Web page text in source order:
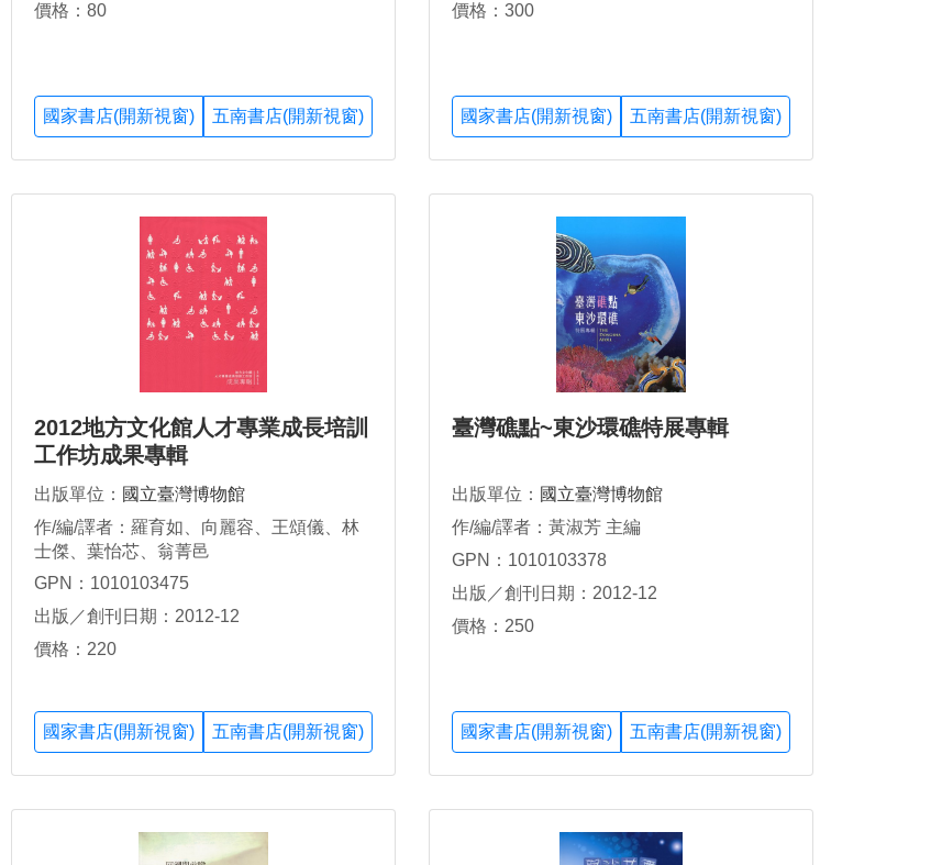
價格：80
國家書店(開新視窗) 五南書店(開新視窗)
價格：300
國家書店(開新視窗) 五南書店(開新視窗)
2012地方文化館人才專業成長培訓
工作坊成果專輯
出版單位： 國立臺灣博物館
作/編/譯者：羅育如、向麗容、王頌儀、林
士傑、葉怡芯、翁菁邑
GPN：1010103475
出版／創刊日期：2012-12
價格：220
國家書店(開新視窗) 五南書店(開新視窗)
臺灣礁點~東沙環礁特展專輯
出版單位： 國立臺灣博物館
作/編/譯者：黃淑芳 主編
GPN：1010103378
出版／創刊日期：2012-12
價格：250
國家書店(開新視窗) 五南書店(開新視窗)